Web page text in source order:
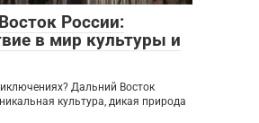
России:
в мир культуры и
Дальний Восток
культура, дикая природа